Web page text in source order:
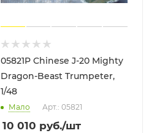
05821P Chinese J-20 Mighty
Dragon-Beast Trumpeter,
1/48
Мало Арт.: 05821
10 010 руб./шт